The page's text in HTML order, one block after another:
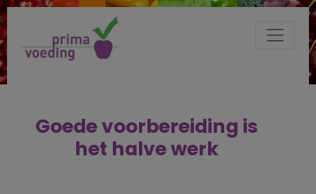
Goede voorbereiding is
het halve werk